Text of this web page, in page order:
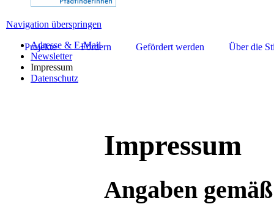
Projekte Fördern Gefördert werden Über die
Navigation überspringen
Adresse & E-Mail
Newsletter
Impressum
Datenschutz
Impressum
Angaben